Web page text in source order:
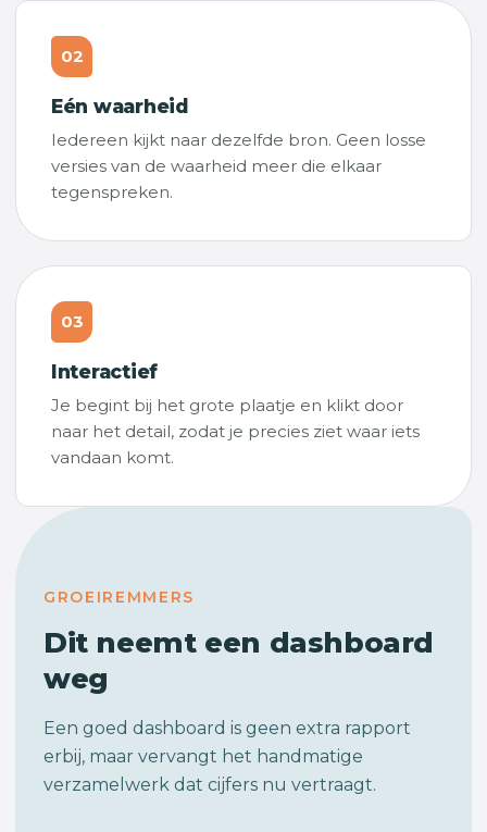
02
Eén waarheid
Iedereen kijkt naar dezelfde bron. Geen losse
versies van de waarheid meer die elkaar
tegenspreken.
03
Interactief
Je begint bij het grote plaatje en klikt door
naar het detail, zodat je precies ziet waar iets
vandaan komt.
GROEIREMMERS
Dit neemt een dashboard
weg
Een goed dashboard is geen extra rapport
erbij, maar vervangt het handmatige
verzamelwerk dat cijfers nu vertraagt.